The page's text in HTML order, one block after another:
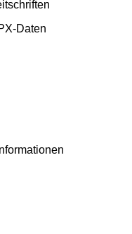
Daten